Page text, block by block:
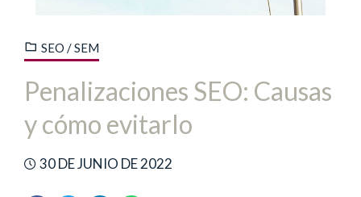
SEO / SEM
Penalizaciones SEO: Causas
y cómo evitarlo
30 DE JUNIO DE 2022